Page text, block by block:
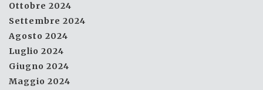
Ottobre 2024
Settembre 2024
Agosto 2024
Luglio 2024
Giugno 2024
Maggio 2024